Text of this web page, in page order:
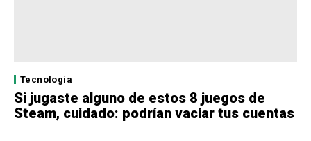
Tecnología
Si jugaste alguno de estos 8 juegos de
Steam, cuidado: podrían vaciar tus cuentas